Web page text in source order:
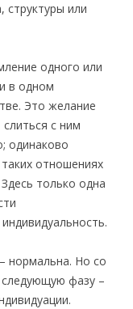
структуры или
одного или
в одном
Это желание
с ним
одинаково
отношениях
только одна
нормальна. Но со
фазу –